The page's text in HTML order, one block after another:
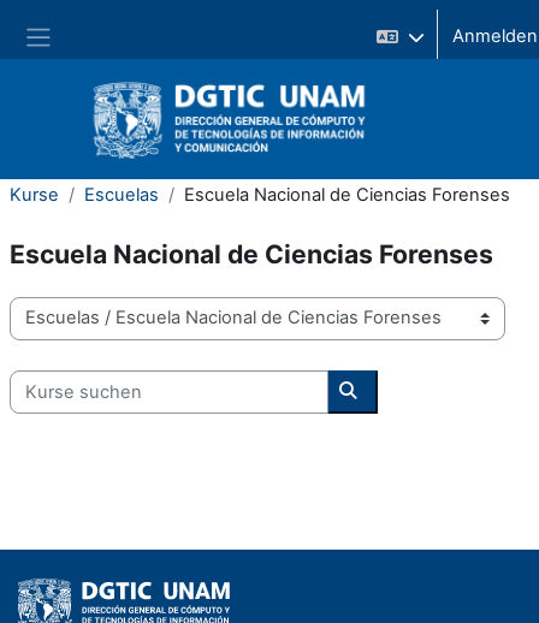
Website-Übersicht
Kurse Escuelas Escuela Nacional de Ciencias Forenses
Escuela Nacional de Ciencias Forenses
Kursbereiche
Kurse suchen
Kurse suchen